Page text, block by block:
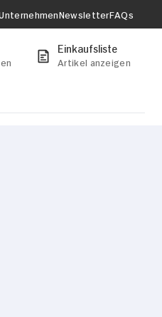
NewsletterFAQs
Einkaufsliste
Artikel anzeigen